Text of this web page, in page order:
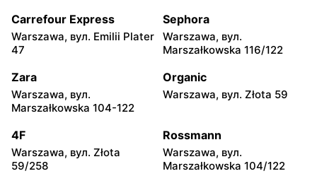
Lewiatan
Warszawa al. Stanów
Lewiatan
Warszawa, вул.
Lewiatan
Warszawa, вул. Bolesława
Lewiatan
Lewiatan
Warszawa, вул. Sonaty 5
Lewiatan
Warszawa, вул. Gen.
Carrefour Express
Warszawa, вул. Emilii Plater
47
Sephora
Warszawa, вул.
Marszałkowska 116/122
Zara
Warszawa, вул.
Marszałkowska 104-122
Organic
Warszawa, вул. Złota 59
4F
Warszawa, вул. Złota
59/258
Rossmann
Warszawa, вул.
Marszałkowska 104/122